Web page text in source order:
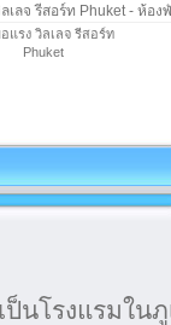
แรง วิลเลจ รีสอร์ท
Phuket
ป็นโรงแรมใน